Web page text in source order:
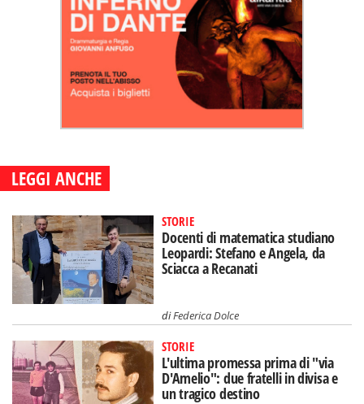
LEGGI ANCHE
STORIE
Docenti di matematica studiano
Leopardi: Stefano e Angela, da
Sciacca a Recanati
diFederica Dolce
STORIE
L'ultima promessa prima di "via
D'Amelio": due fratelli in divisa e
un tragico destino